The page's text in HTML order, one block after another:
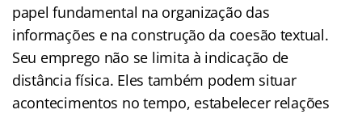
papel fundamental na organização das
informações e na construção da coesão textual.
Seu emprego não se limita à indicação de
distância física. Eles também podem situar
acontecimentos no tempo, estabelecer relações